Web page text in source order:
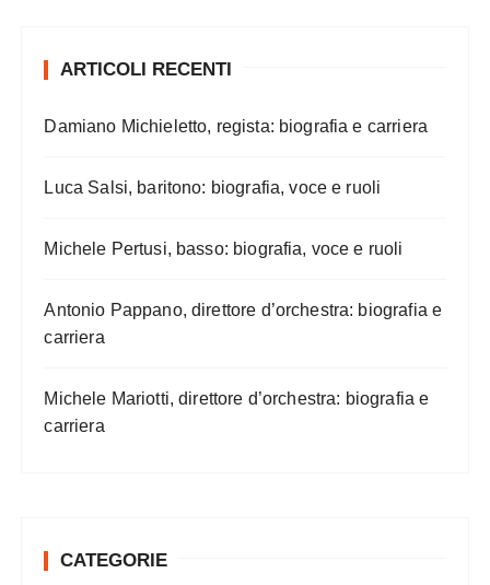
ARTICOLI RECENTI
Damiano Michieletto, regista: biografia e carriera
Luca Salsi, baritono: biografia, voce e ruoli
Michele Pertusi, basso: biografia, voce e ruoli
Antonio Pappano, direttore d’orchestra: biografia e
carriera
Michele Mariotti, direttore d’orchestra: biografia e
carriera
CATEGORIE